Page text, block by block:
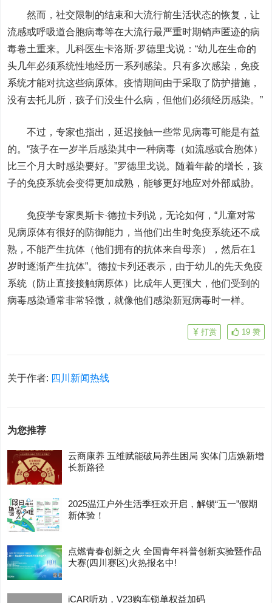
然而，社交限制的结束和大流行前生活状态的恢复，让
流感或呼吸道合胞病毒等在大流行最严重时期销声匿迹的病
毒卷土重来。儿科医生卡洛斯·罗德里戈说：“幼儿在生命的
头几年必须系统性地经历一系列感染。只有多次感染，免疫
系统才能对抗这些病原体。疫情期间由于采取了防护措施，
没有去托儿所，孩子们没生什么病，但他们必须经历感染。”
不过，专家也指出，延迟接触一些常见病毒可能是有益
的。“孩子在一岁半后感染其中一种病毒（如流感或合胞体）
比三个月大时感染要好。”罗德里戈说。随着年龄的增长，孩
子的免疫系统会变得更加成熟，能够更好地应对外部威胁。
免疫学专家奥斯卡·德拉卡列说，无论如何，“儿童对常
见病原体有很好的防御能力，当他们出生时免疫系统还不成
熟，不能产生抗体（他们拥有的抗体来自母亲），然后在1
岁时逐渐产生抗体”。德拉卡列还表示，由于幼儿的先天免疫
系统（防止直接接触病原体）比成年人更强大，他们受到的
病毒感染通常非常轻微，就像他们感染新冠病毒时一样。
19 赞
打赏
关于作者: 四川新闻热线
为您推荐
云商康养 五维赋能破局养生困局 实体门店焕新增
长新路径
2025温江户外生活季狂欢开启，解锁“五一”假期
新体验！
点燃青春创新之火 全国青年科普创新实验暨作品
大赛(四川赛区)火热报名中!
iCAR听劝，V23购车锁单权益加码